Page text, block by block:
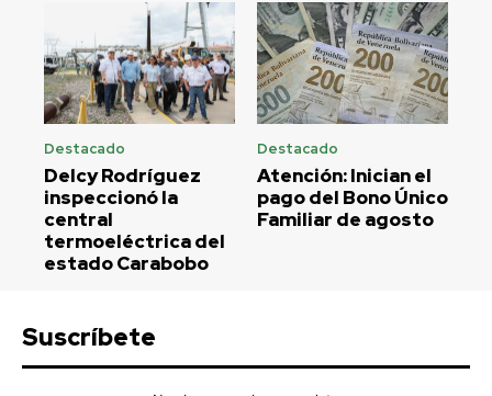
Destacado
Delcy Rodríguez
inspeccionó la
central
termoeléctrica del
estado Carabobo
Destacado
Atención: Inician el
pago del Bono Único
Familiar de agosto
Suscríbete